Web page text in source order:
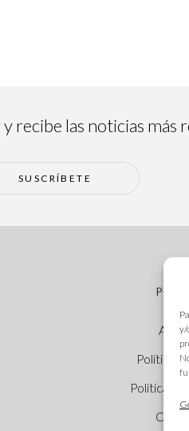
y/
recibe las noticias más
SUSCRÍBETE
Aviso
Política
Política de
Canal